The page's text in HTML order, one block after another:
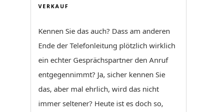
VERKAUF
Kennen Sie das auch? Dass am anderen
Ende der Telefonleitung plötzlich wirklich
ein echter Gesprächspartner den Anruf
entgegennimmt? Ja, sicher kennen Sie
das, aber mal ehrlich, wird das nicht
immer seltener? Heute ist es doch so,